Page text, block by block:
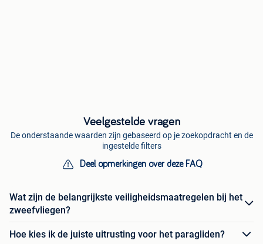
Veelgestelde vragen
De onderstaande waarden zijn gebaseerd op je zoekopdracht en de
ingestelde filters
Deel opmerkingen over deze FAQ
Wat zijn de belangrijkste veiligheidsmaatregelen bij het
zweefvliegen?
Hoe kies ik de juiste uitrusting voor het paragliden?